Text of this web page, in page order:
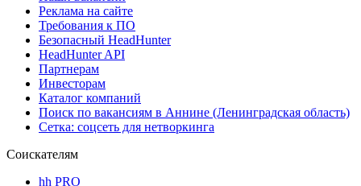
Реклама на сайте
Требования к ПО
Безопасный HeadHunter
HeadHunter API
Партнерам
Инвесторам
Каталог компаний
Поиск по вакансиям в Аннине (Ленинградская область)
Сетка: соцсеть для нетворкинга
Соискателям
hh PRO